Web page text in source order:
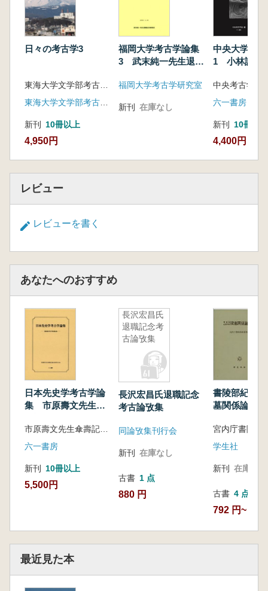
森 幸一郎 沖永良部島のトゥール墓
Ⅳ 中国の考古学
芝 康次郎 中国華北地域における細石刃石器
群の出現と展開 最新動向の整理からみた諸問
に関する研究
隋末・初唐期におけるソグド人墓の鏡 寧夏回
族自治区固原の史氏を中心に
藤木 聡 遼・金・元・明・清代中国東北部の
火打金
木下尚子先生 略歴・業績目録
日々の考古学3
東海大学文学部考古学研究室 編
東海大学文学部考古学研究室(発売:六一書房)
新刊 10冊以上
4,950円
福岡大学考古学論集
3 武末純一先生退職
福岡大学考古学研究室
新刊 在庫なし
中央大学考
1 小林謙一
中央考古学
六一書房
新刊 10冊
4,400円
レビュー
レビューを書く
あなたへのおすすめ
日本先史学考古学論
集 市原壽文先生傘
六一書房
新刊 10冊以上
5,500円
長沢宏昌氏
退職記念考
古論攷集
長沢宏昌氏退職記念
考古論攷集
同論攷集刊行会
新刊 在庫なし
古書 1 点
880 円
書陵部紀要
墓関係論文集
宮内庁書陵部
学生社
新刊 在庫なし
古書 4 点
792 円~
最近見た本